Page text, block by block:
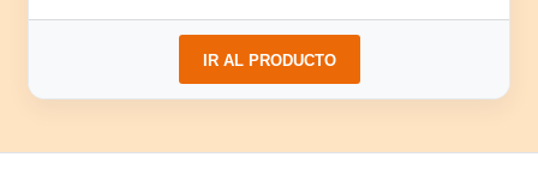
IR AL PRODUCTO